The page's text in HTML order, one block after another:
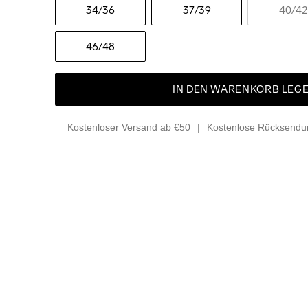
34/36 37/39 40/42
46/48
IN DEN WARENKORB
Kostenloser Versand ab €50 Kostenlose